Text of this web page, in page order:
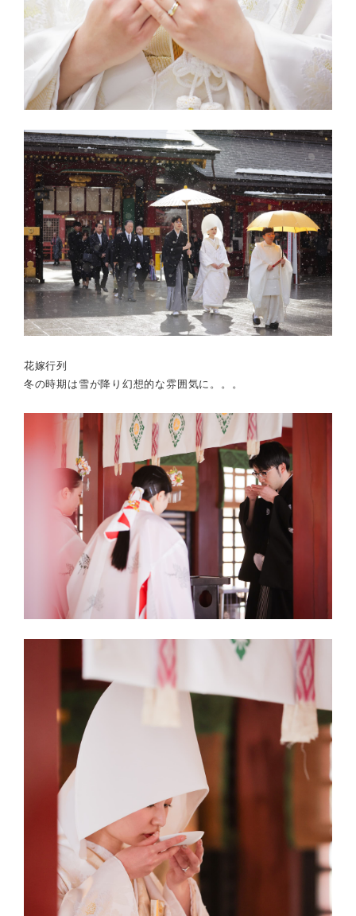
花嫁行列
冬の時期は雪が降り幻想的な雰囲気に。。。